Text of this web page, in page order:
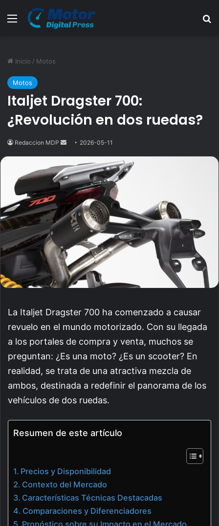
Menú
Inicio / Motos
Motos
Italjet Dragster 700:
¿Revolución en dos ruedas?
Redaccion MDP
Send
email
2026-05-11
La Italjet Dragster 700 ha comenzado a causar
revuelo en el mundo motorizado. Con su llegada
a los portales de compra y venta, muchos se
preguntan: ¿Es una moto? ¿Es un scooter? En
realidad, se trata de una atractiva mezcla de
ambos, destinada a redefinir el panorama de los
vehículos de dos ruedas.
Resumen de este artículo
Precios y Disponibilidad
Contexto del Mercado
Características Técnicas Destacadas
Comparaciones y Diferenciadores
Pronóstico sobre su Impacto en el Mercado